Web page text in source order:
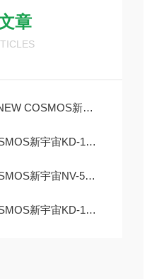
章
新宇宙气体检测报警器UV-810
KD-12浓度显示功能的气体检测单元
520液化石油气多点气体检测报警器
宇宙KD-100无线气体检测装置